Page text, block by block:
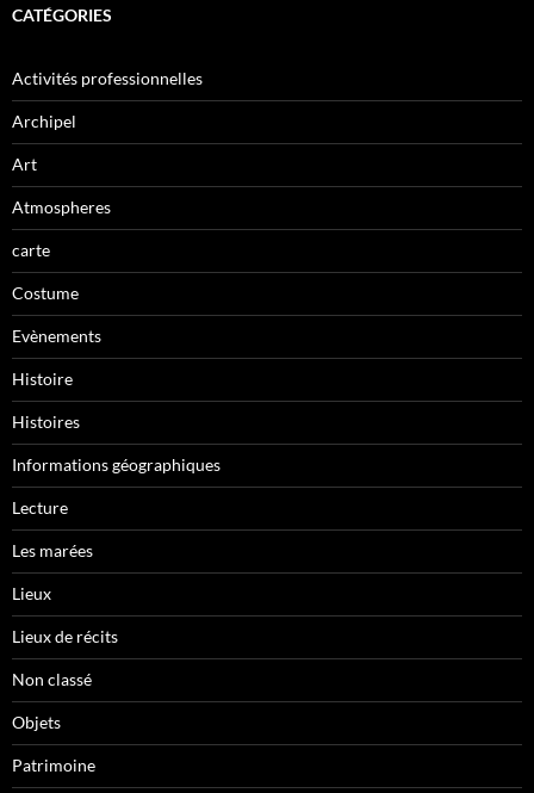
CATÉGORIES
Activités professionnelles
Archipel
Art
Atmospheres
carte
Costume
Evènements
Histoire
Histoires
Informations géographiques
Lecture
Les marées
Lieux
Lieux de récits
Non classé
Objets
Patrimoine